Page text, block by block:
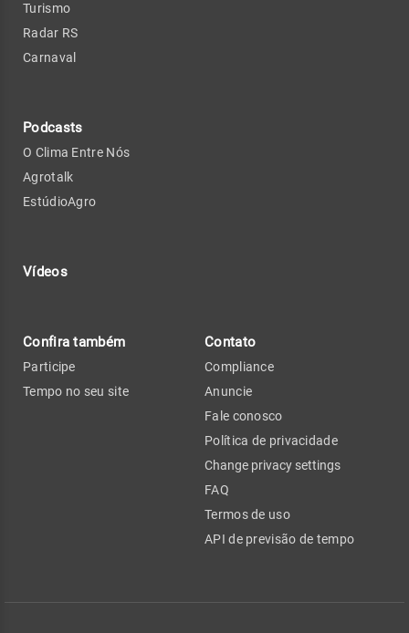
Turismo
Radar RS
Carnaval
Podcasts
O Clima Entre Nós
Agrotalk
EstúdioAgro
Vídeos
Confira também
Participe
Tempo no seu site
Contato
Compliance
Anuncie
Fale conosco
Política de privacidade
Change privacy settings
FAQ
Termos de uso
API de previsão de tempo